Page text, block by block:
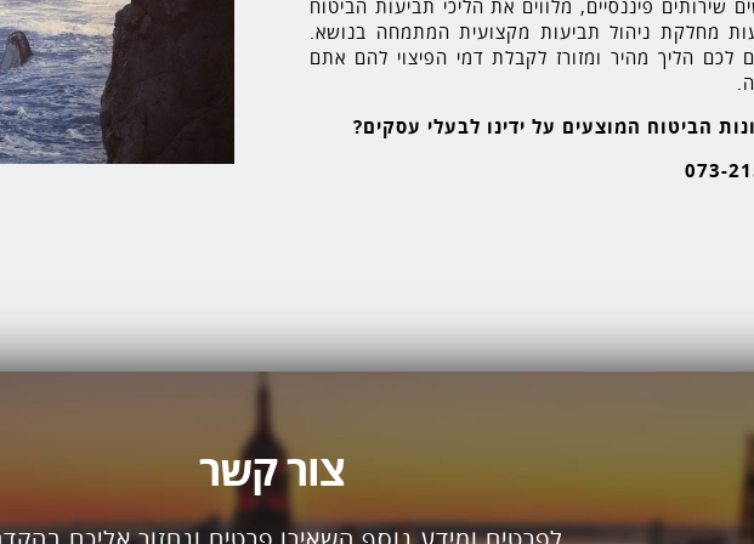
שירותים פיננסיים, מלווים את הליכי תביעות הביטוח
מחלקת ניהול תביעות מקצועית המתמחה בנושא.
לכם הליך מהיר ומזורז לקבלת דמי הפיצוי להם אתם
הביטוח המוצעים על ידינו לבעלי עסקים?
073-
צור קשר